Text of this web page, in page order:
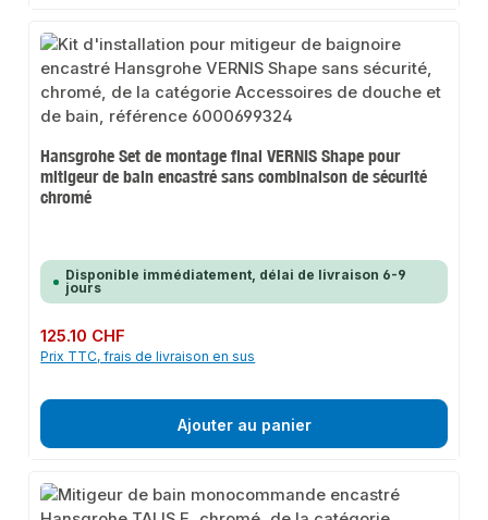
Hansgrohe Set de montage final VERNIS Shape pour
mitigeur de bain encastré sans combinaison de sécurité
chromé
Disponible immédiatement, délai de livraison 6-9
jours
Prix régulier :
125.10 CHF
Prix TTC, frais de livraison en sus
Ajouter au panier